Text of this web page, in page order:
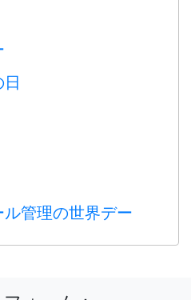
管理の世界デー